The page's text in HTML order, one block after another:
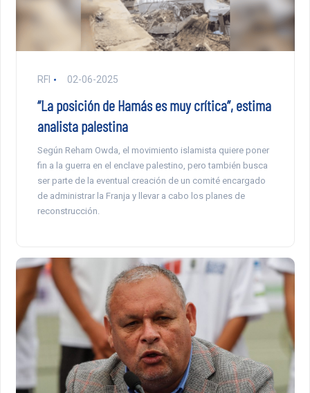
RFI 02-06-2025
“La posición de Hamás es muy crítica”, estima
analista palestina
Según Reham Owda, el movimiento islamista quiere poner
fin a la guerra en el enclave palestino, pero también busca
ser parte de la eventual creación de un comité encargado
de administrar la Franja y llevar a cabo los planes de
reconstrucción.